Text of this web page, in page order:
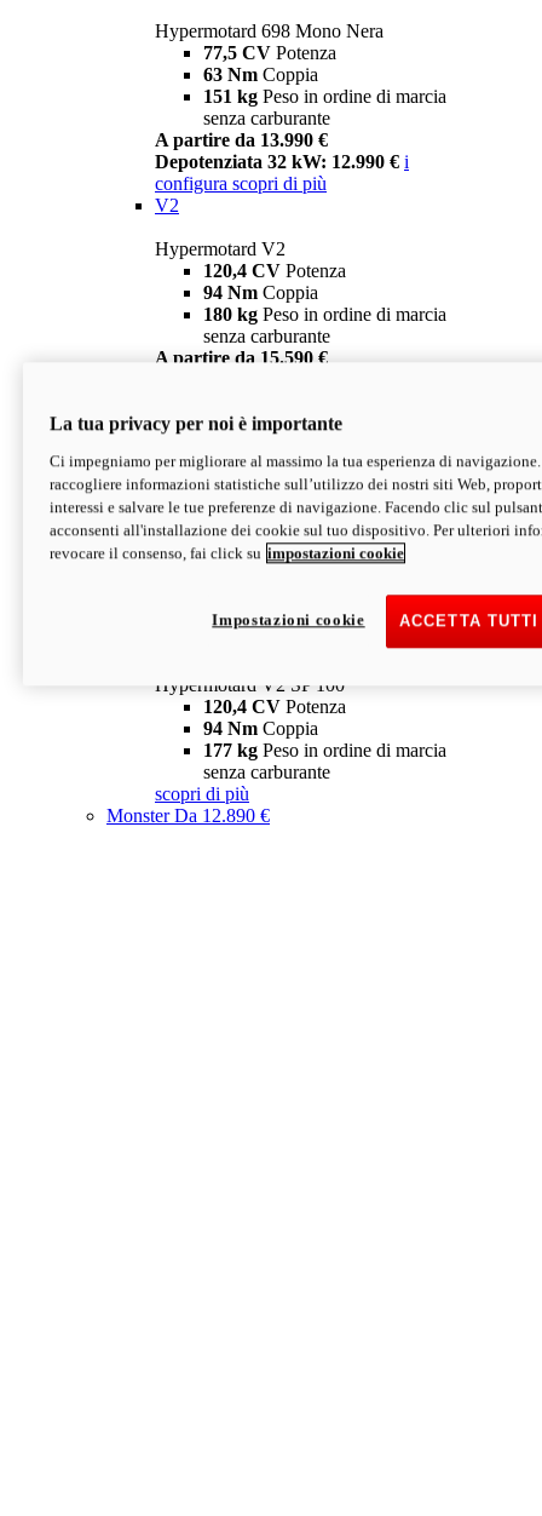
Hypermotard 698 Mono Nera
77,5 CV Potenza
63 Nm Coppia
151 kg Peso in ordine di marcia
senza carburante
A partire da 13.990 €
Depotenziata 32 kW: 12.990 € i
configura scopri di più
V2
Hypermotard V2
120,4 CV Potenza
94 Nm Coppia
180 kg Peso in ordine di marcia
senza carburante
A partire da 15.590 €
V2 SP
Hypermotard V2 SP
120,4 CVPotenza
94 NmCoppia
177 kgPeso in ordine di marcia
senza carburante
Depotenziata 35 kW: 18.890 € i
configura scopri di più
Hypermotard V2 SP 100
120,4 CV Potenza
94 Nm Coppia
177 kg Peso in ordine di marcia
senza carburante
scopri di più
MonsterDa 12.890 €
La tua privacy per noi è importante
Ci impegniamo per migliorare al massimo la tua esperienza di
raccogliere informazioni statistiche sull’utilizzo dei nostri siti Web,
interessi e salvare le tue preferenze di navigazione. Facendo clic sul
acconsenti all'installazione dei cookie sul tuo dispositivo. Per ulteriori
revocare il consenso, fai click su impostazioni cookie
ACCETTA
Impostazioni cookie